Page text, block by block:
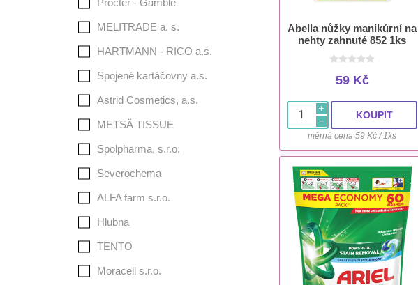
Abella nůžky manikúrní na
nehty zahnuté 852 1ks
59 Kč
i
h
měrná cena 59 Kč / 1ks
Procter - Gamble
MELITRADE a. s.
HARTMANN - RICO a.s.
Spojené kartáčovny a.s.
Astrid Cosmetics, a.s.
METSÄ TISSUE
Spolpharma, s.r.o.
Severochema
ALFA farm s.r.o.
Hlubna
TENTO
Moracell s.r.o.